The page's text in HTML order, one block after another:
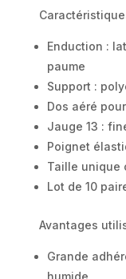
Enduction :
paume
Support :
Dos aéré
Jauge 13 :
Poignet
Taille unique
Lot de 10
Avantages
Grande
humide